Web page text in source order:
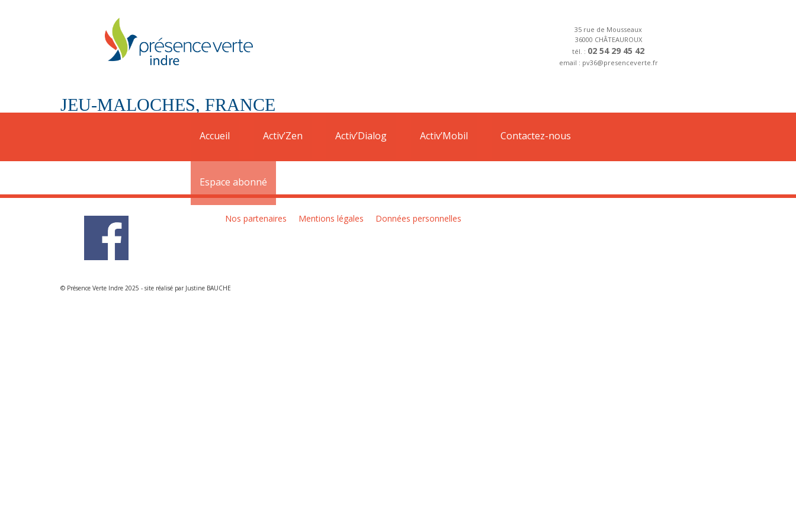
Accueil Activ’Zen Activ’Dialog Activ’Mobil Contactez-nous
Espace abonné
35 rue de Mousseaux
36000 CHÂTEAUROUX
tél. : 02 54 29 45 42
email : pv36@presenceverte.fr
JEU-MALOCHES, FRANCE
Nos partenaires Mentions légales Données personnelles
© Présence Verte Indre 2025 - site réalisé par Justine BAUCHE